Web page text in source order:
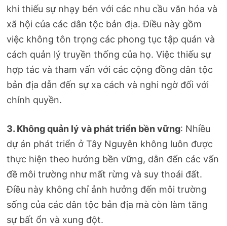
khi thiếu sự nhạy bén với các nhu cầu văn hóa và
xã hội của các dân tộc bản địa. Điều này gồm
việc không tôn trọng các phong tục tập quán và
cách quản lý truyền thống của họ. Việc thiếu sự
hợp tác và tham vấn với các cộng đồng dân tộc
bản địa dẫn đến sự xa cách và nghi ngờ đối với
chính quyền.
3. Không quản lý và phát triển bền vững: Nhiều
dự án phát triển ở Tây Nguyên không luôn được
thực hiện theo hướng bền vững, dẫn đến các vấn
đề môi trường như mất rừng và suy thoái đất.
Điều này không chỉ ảnh hưởng đến môi trường
sống của các dân tộc bản địa mà còn làm tăng
sự bất ổn và xung đột.